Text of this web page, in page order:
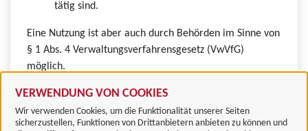
VERWENDUNG VON COOKIES
Wir verwenden Cookies, um die Funktionalität unserer Seiten
sicherzustellen, Funktionen von Drittanbietern anbieten zu können und
tätig sind.
Eine Nutzung ist aber auch durch Behörden im Sinne von
§ 1 Abs. 4 Verwaltungsverfahrensgesetz (VwVfG)
möglich.